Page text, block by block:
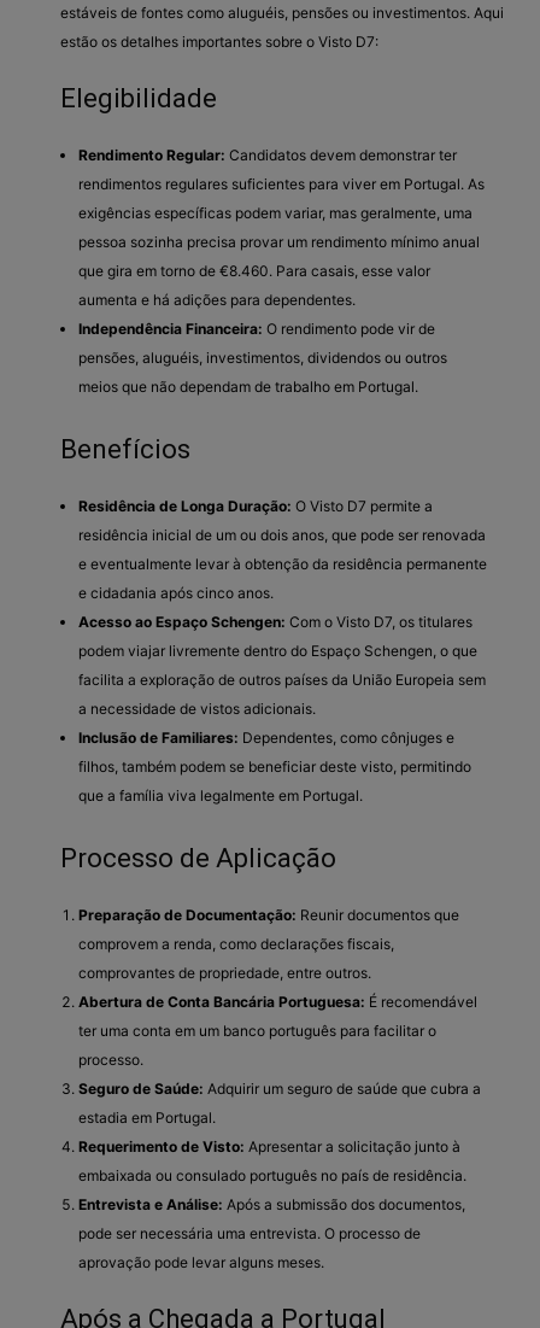
estáveis de fontes como aluguéis, pensões ou investimentos. Aqui
estão os detalhes importantes sobre o Visto D7:
Elegibilidade
Rendimento Regular: Candidatos devem demonstrar ter
rendimentos regulares suficientes para viver em Portugal. As
exigências específicas podem variar, mas geralmente, uma
pessoa sozinha precisa provar um rendimento mínimo anual
que gira em torno de €8.460. Para casais, esse valor
aumenta e há adições para dependentes.
Independência Financeira: O rendimento pode vir de
pensões, aluguéis, investimentos, dividendos ou outros
meios que não dependam de trabalho em Portugal.
Benefícios
Residência de Longa Duração: O Visto D7 permite a
residência inicial de um ou dois anos, que pode ser renovada
e eventualmente levar à obtenção da residência permanente
e cidadania após cinco anos.
Acesso ao Espaço Schengen: Com o Visto D7, os titulares
podem viajar livremente dentro do Espaço Schengen, o que
facilita a exploração de outros países da União Europeia sem
a necessidade de vistos adicionais.
Inclusão de Familiares: Dependentes, como cônjuges e
filhos, também podem se beneficiar deste visto, permitindo
que a família viva legalmente em Portugal.
Processo de Aplicação
Preparação de Documentação: Reunir documentos que
comprovem a renda, como declarações fiscais,
comprovantes de propriedade, entre outros.
Abertura de Conta Bancária Portuguesa: É recomendável
ter uma conta em um banco português para facilitar o
processo.
Seguro de Saúde: Adquirir um seguro de saúde que cubra a
estadia em Portugal.
Requerimento de Visto: Apresentar a solicitação junto à
embaixada ou consulado português no país de residência.
Entrevista e Análise: Após a submissão dos documentos,
pode ser necessária uma entrevista. O processo de
aprovação pode levar alguns meses.
Após a Chegada a Portugal